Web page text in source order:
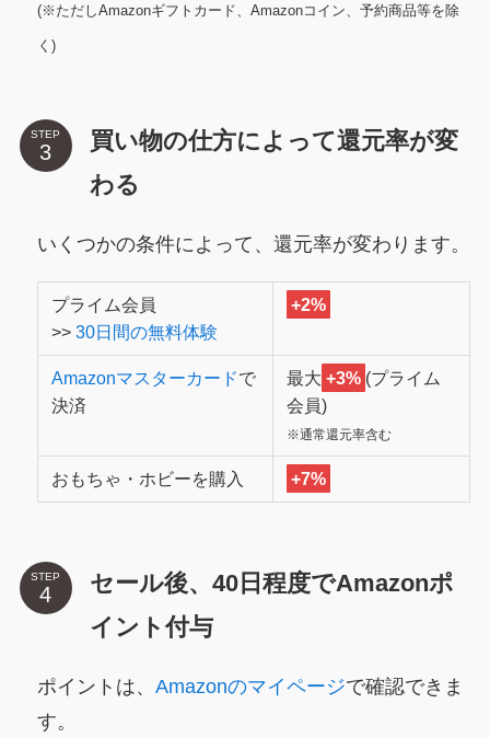
(※ただしAmazonギフトカード、Amazonコイン、予約商品等を除
く)
STEP
買い物の仕方によって還元率が変
わる
いくつかの条件によって、還元率が変わります。
プライム会員
>> 30日間の無料体験
+2%
Amazonマスターカードで
決済
最大 +3% (プライム
会員)
※通常還元率含む
おもちゃ・ホビーを購入 +7%
STEP
セール後、40日程度でAmazonポ
イント付与
ポイントは、 Amazonのマイページで確認できま
す。